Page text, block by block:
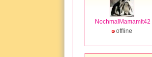
NochmalMamamit42
offline